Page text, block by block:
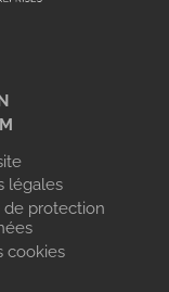
légales
de protection
cookies